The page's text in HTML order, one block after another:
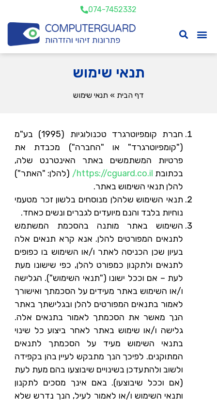
074-7452332
תנאי שימוש
דף הבית » תנאי שימוש
חברת קומפיוטרגרד טכנולוגיות (1995) בע"מ
("קומפיוטרגרד" או "החברה") מכבדת את
פרטיות המשתמשים באתר האינטרנט שלה,
בכתובת https://cguard.co.il/
(להלן: "האתר")
להלן תנאי השימוש באתר.
תנאי השימוש שלהלן מנוסחים בלשון זכר מטעמי
נוחיות בלבד והנם מיועדים לגברים ונשים כאחד.
השימוש באתר מותנה בהסכמת המשתמש
לתנאים המפורטים להלן. אנא קרא תנאים אלה
בעיון שכן הכניסה לאתר ו/או השימוש בו כפופים
לתנאים ולתקנון כמפורט להלן, כפי שישונו מעת
לעת – אם וככל ישונו ("תנאי השימוש"). הגלישה
ו/או השימוש באתר מעידים על הסכמתך ואישורך
לאמור בתנאים המפורטים להלן ובגלישתך באתר
הנך מאשר את הסכמתך לאמור בתנאים אלה.
גלישה ו/או שימוש באתר לאחר ביצוע כל שינוי
בתנאי השימוש מעיד על הסכמתך לתנאים
המתוקנים. לפיכך הנך מתבקש לעיין בהן בקפידה
ולשוב ולהתעדכן בשינויים שיבוצעו בהם מעת לעת
(אם וככל שיבוצעו). באם אינך מסכים לתקנון
ותנאי השימוש ו/או לאמור לעיל, הנך נדרש שלא